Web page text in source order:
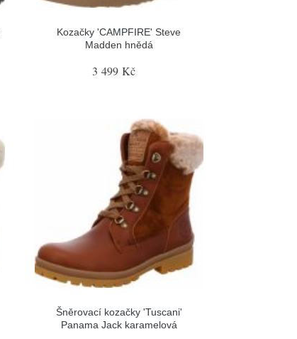
Kozačky 'CAMPFIRE' Steve
Madden hnědá
3 499 Kč
Šněrovací kozačky 'Tuscani'
Panama Jack karamelová